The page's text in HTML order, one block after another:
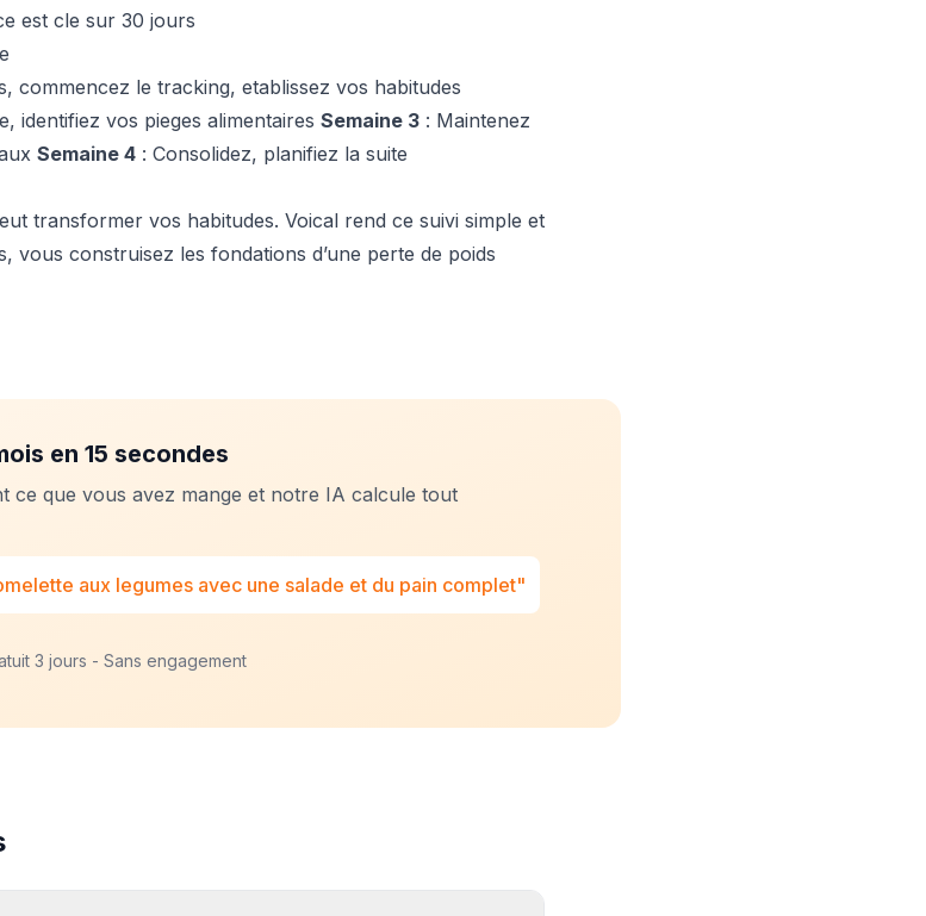
est cle sur 30 jours
commencez le tracking, etablissez vos habitudes
identifiez vos pieges alimentaires Semaine 3 : Maintenez
Semaine 4 : Consolidez, planifiez la suite
transformer vos habitudes. Voical rend ce suivi simple et
vous construisez les fondations d’une perte de poids
en 15 secondes
ce que vous avez mange et notre IA calcule tout
aux legumes avec une salade et du pain complet"
3 jours - Sans engagement